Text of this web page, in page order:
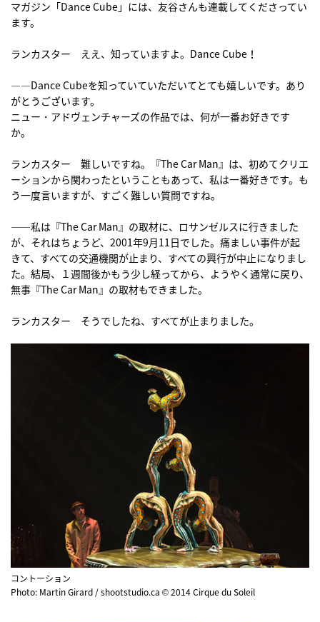
マガジン「Dance Cube」には、友谷さんも連載してくださってい
ます。
ランカスター ええ、知っていますよ。Dance Cube！
――Dance Cubeを知っていていただいてとても嬉しいです。あり
がとうございます。
ニュー・アドヴェンチャーズの作品では、何が一番お好きです
か。
ランカスター 難しいですね。『The Car Man』は、初めてクリエ
ーションから関わったということもあって、私は一番好きです。も
う一度言いますが、すごく難しい質問ですね。
――私は『The Car Man』の取材に、ロサンゼルスに行きました
が、それはちょうど、2001年9月11日でした。痛ましい事件が起
きて、すべての交通機関が止まり、すべての興行が中止になりまし
た。結局、１週間後かもう少し経ってから、ようやく通常に戻り、
無事『The Car Man』の取材もできました。
ランカスター そうでしたね、すべてが止まりました。
コントーション
Photo: Martin Girard / shootstudio.ca © 2014 Cirque du Soleil